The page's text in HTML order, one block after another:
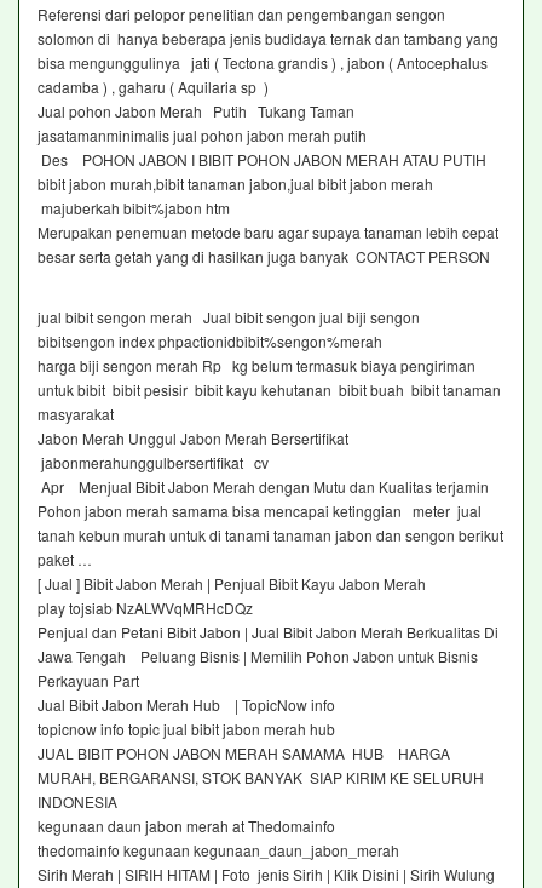
Referensi dari pelopor penelitian dan pengembangan sengon
solomon di hanya beberapa jenis budidaya ternak dan tambang yang
bisa mengunggulinya jati ( Tectona grandis ) , jabon ( Antocephalus
cadamba ) , gaharu ( Aquilaria sp )
Jual pohon Jabon Merah Putih Tukang Taman
jasatamanminimalis jual pohon jabon merah putih
Des POHON JABON I BIBIT POHON JABON MERAH ATAU PUTIH
bibit jabon murah,bibit tanaman jabon,jual bibit jabon merah
majuberkah bibit%jabon htm
Merupakan penemuan metode baru agar supaya tanaman lebih cepat
besar serta getah yang di hasilkan juga banyak CONTACT PERSON
jual bibit sengon merah Jual bibit sengon jual biji sengon
bibitsengon index phpactionidbibit%sengon%merah
harga biji sengon merah Rp kg belum termasuk biaya pengiriman
untuk bibit bibit pesisir bibit kayu kehutanan bibit buah bibit tanaman
masyarakat
Jabon Merah Unggul Jabon Merah Bersertifikat
jabonmerahunggulbersertifikat cv
Apr Menjual Bibit Jabon Merah dengan Mutu dan Kualitas terjamin
Pohon jabon merah samama bisa mencapai ketinggian meter jual
tanah kebun murah untuk di tanami tanaman jabon dan sengon berikut
paket …
[ Jual ] Bibit Jabon Merah | Penjual Bibit Kayu Jabon Merah
play tojsiab NzALWVqMRHcDQz
Penjual dan Petani Bibit Jabon | Jual Bibit Jabon Merah Berkualitas Di
Jawa Tengah Peluang Bisnis | Memilih Pohon Jabon untuk Bisnis
Perkayuan Part
Jual Bibit Jabon Merah Hub | TopicNow info
topicnow info topic jual bibit jabon merah hub
JUAL BIBIT POHON JABON MERAH SAMAMA HUB HARGA
MURAH, BERGARANSI, STOK BANYAK SIAP KIRIM KE SELURUH
INDONESIA
kegunaan daun jabon merah at Thedomainfo
thedomainfo kegunaan kegunaan_daun_jabon_merah
Sirih Merah | SIRIH HITAM | Foto jenis Sirih | Klik Disini | Sirih Wulung